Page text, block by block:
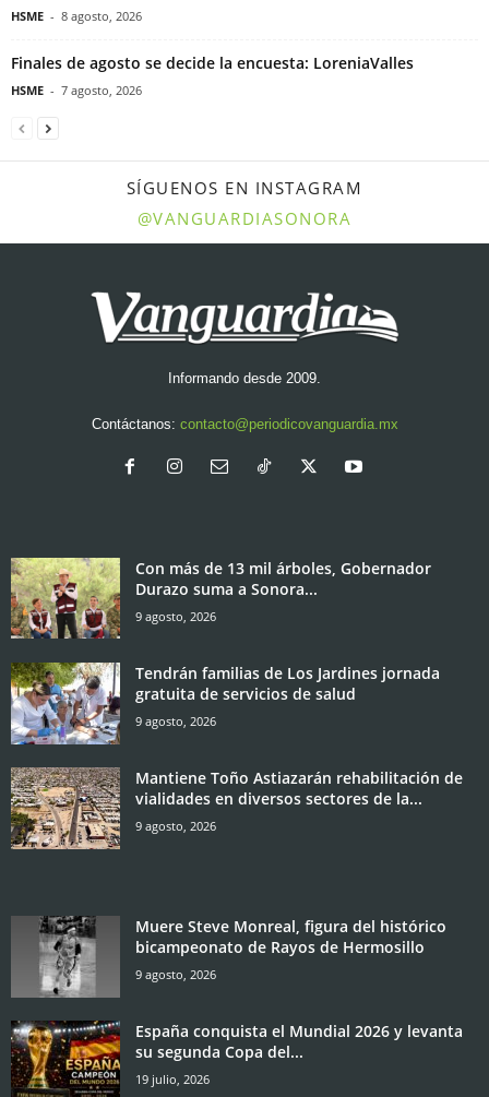
HSME - 8 agosto, 2026
Finales de agosto se decide la encuesta: LoreniaValles
HSME - 7 agosto, 2026
SÍGUENOS EN INSTAGRAM
@VANGUARDIASONORA
Informando desde 2009.
Contáctanos: contacto@periodicovanguardia.mx
Con más de 13 mil árboles, Gobernador
Durazo suma a Sonora...
9 agosto, 2026
Tendrán familias de Los Jardines jornada
gratuita de servicios de salud
9 agosto, 2026
Mantiene Toño Astiazarán rehabilitación de
vialidades en diversos sectores de la...
9 agosto, 2026
Muere Steve Monreal, figura del histórico
bicampeonato de Rayos de Hermosillo
9 agosto, 2026
España conquista el Mundial 2026 y levanta
su segunda Copa del...
19 julio, 2026